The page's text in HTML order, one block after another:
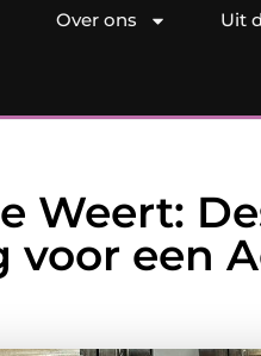
Over ons Uit
Weert:
voor een